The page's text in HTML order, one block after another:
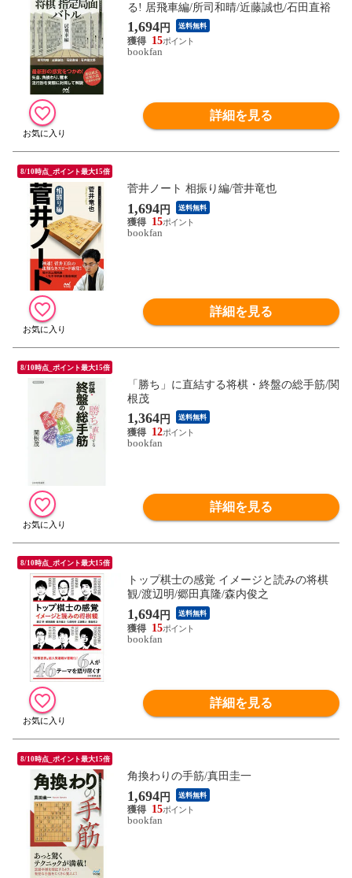
る! 居飛車編/所司和晴/近藤誠也/石田直裕
1,694円 送料無料
15
bookfan
詳細を見る
8/10時点_ポイント最大15倍
菅井ノート 相振り編/菅井竜也
1,694円 送料無料
15
bookfan
詳細を見る
8/10時点_ポイント最大15倍
「勝ち」に直結する将棋・終盤の総手筋/関
根茂
1,364円 送料無料
12
bookfan
詳細を見る
8/10時点_ポイント最大15倍
トップ棋士の感覚 イメージと読みの将棋
観/渡辺明/郷田真隆/森内俊之
1,694円 送料無料
15
bookfan
詳細を見る
8/10時点_ポイント最大15倍
角換わりの手筋/真田圭一
1,694円 送料無料
15
bookfan